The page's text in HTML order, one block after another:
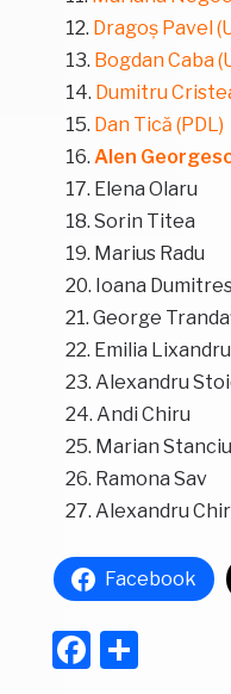
Dragoș Pavel
Bogdan Caba
Dumitru
Dan Tică (PDL)
Alen
Elena Olaru
Sorin Titea
Marius Radu
Ioana
George
Emilia Lixandru
Alexandru
Andi Chiru
Marian Stanciu
Ramona Sav
Alexandru
Facebook